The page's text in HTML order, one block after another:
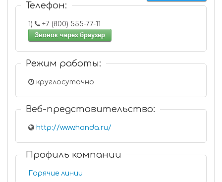
Телефон:
1)
+7 (800) 555-77-11
Звонок через браузер
Режим работы:
круглосуточно
Веб-представительство:
http://www.honda.ru/
Профиль компании
Горячие линии